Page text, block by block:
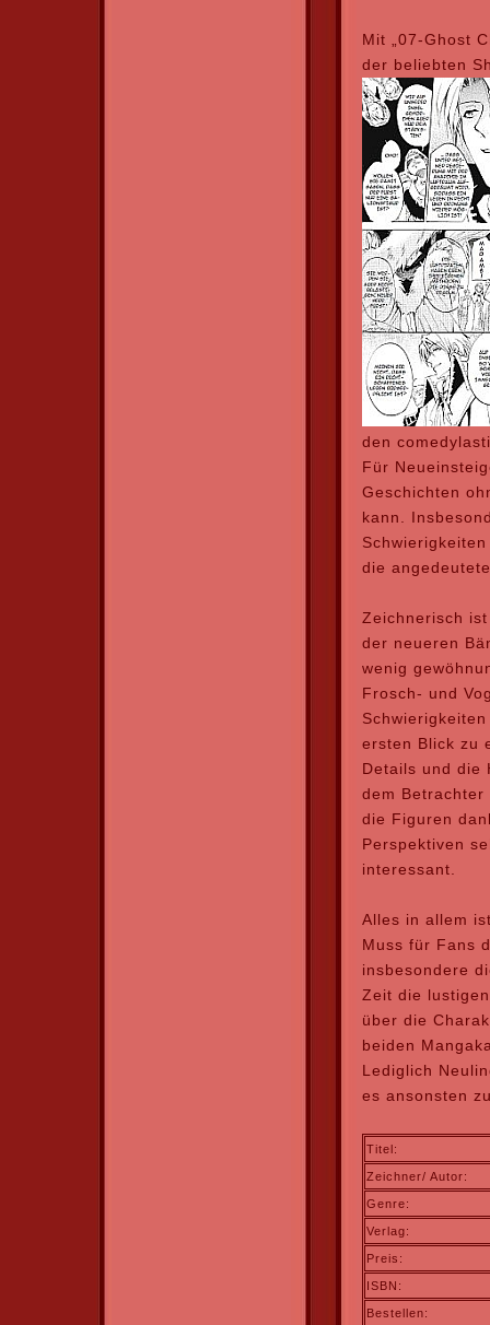
Mit „07-Ghost
der beliebten
den
Für
Geschichten
kann.
die
Zeichnerisch
der neueren
wenig
Frosch- und
Schwierigkeiten
ersten Blick zu
Details und die
dem Betrachter
die Figuren
Perspektiven
interessant.
Alles in allem
Muss für Fans
insbesondere
Zeit die
über die
beiden
Lediglich
es ansonsten
Titel:
Zeichner/ Autor:
Genre:
Verlag:
Preis:
ISBN:
Bestellen: